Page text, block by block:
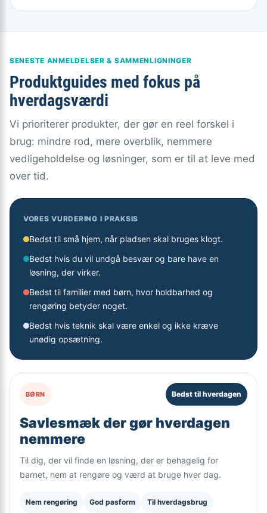
SENESTE ANMELDELSER & SAMMENLIGNINGER
Produktguides med fokus på
hverdagsværdi
Vi prioriterer produkter, der gør en reel forskel i
brug: mindre rod, mere overblik, nemmere
vedligeholdelse og løsninger, som er til at leve med
over tid.
VORES VURDERING I PRAKSIS
Bedst til små hjem, når pladsen skal bruges klogt.
Bedst hvis du vil undgå besvær og bare have en
løsning, der virker.
Bedst til familier med børn, hvor holdbarhed og
rengøring betyder noget.
Bedst hvis teknik skal være enkel og ikke kræve
unødig opsætning.
BØRN Bedst til hverdagen
Savlesmæk der gør hverdagen
nemmere
Til dig, der vil finde en løsning, der er behagelig for
barnet, nem at rengøre og værd at bruge hver dag.
Nem rengøring God pasform Til hverdagsbrug